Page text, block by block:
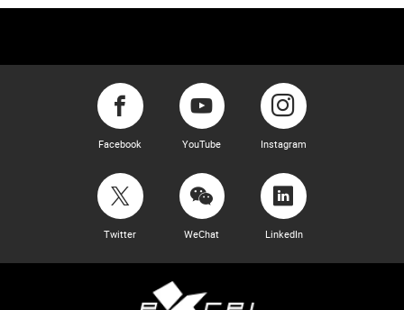
Facebook YouTube Instagram
Twitter WeChat LinkedIn